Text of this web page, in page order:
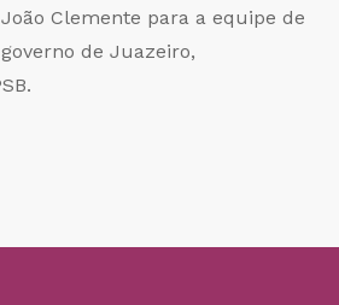
Clemente para a equipe de
de Juazeiro,